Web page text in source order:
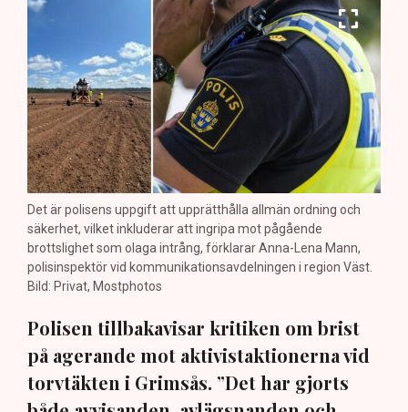
Det är polisens uppgift att upprätthålla allmän ordning och
säkerhet, vilket inkluderar att ingripa mot pågående
brottslighet som olaga intrång, förklarar Anna-Lena Mann,
polisinspektör vid kommunikationsavdelningen i region Väst.
Bild: Privat, Mostphotos
Polisen tillbakavisar kritiken om brist
på agerande mot aktivistaktionerna vid
torvtäkten i Grimsås. ”Det har gjorts